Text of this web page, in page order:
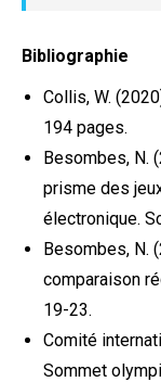
Bibliographie
Collis, W.
194 pages.
Besombes, N.
prisme des
électronique.
Besombes, N.
comparaison
19-23.
Comité
Sommet